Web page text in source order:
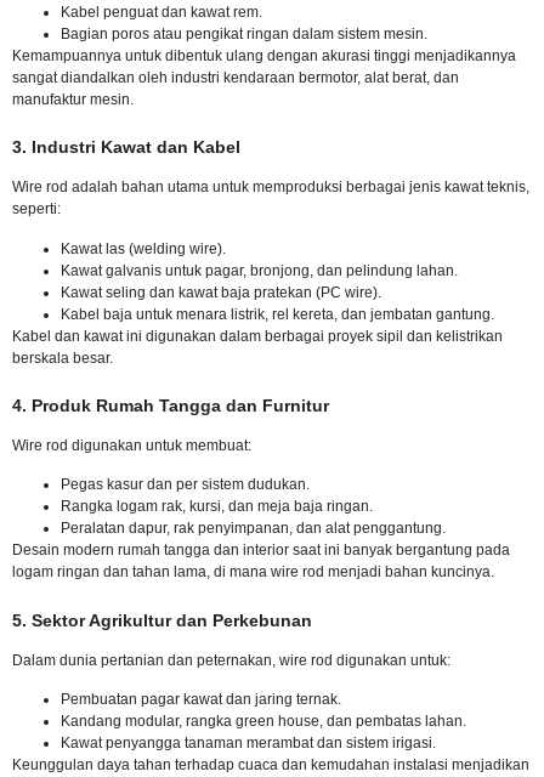
Kabel penguat dan kawat rem.
Bagian poros atau pengikat ringan dalam sistem mesin.
Kemampuannya untuk dibentuk ulang dengan akurasi tinggi menjadikannya
sangat diandalkan oleh industri kendaraan bermotor, alat berat, dan
manufaktur mesin.
3. Industri Kawat dan Kabel
Wire rod adalah bahan utama untuk memproduksi berbagai jenis kawat teknis,
seperti:
Kawat las (welding wire).
Kawat galvanis untuk pagar, bronjong, dan pelindung lahan.
Kawat seling dan kawat baja pratekan (PC wire).
Kabel baja untuk menara listrik, rel kereta, dan jembatan gantung.
Kabel dan kawat ini digunakan dalam berbagai proyek sipil dan kelistrikan
berskala besar.
4. Produk Rumah Tangga dan Furnitur
Wire rod digunakan untuk membuat:
Pegas kasur dan per sistem dudukan.
Rangka logam rak, kursi, dan meja baja ringan.
Peralatan dapur, rak penyimpanan, dan alat penggantung.
Desain modern rumah tangga dan interior saat ini banyak bergantung pada
logam ringan dan tahan lama, di mana wire rod menjadi bahan kuncinya.
5. Sektor Agrikultur dan Perkebunan
Dalam dunia pertanian dan peternakan, wire rod digunakan untuk:
Pembuatan pagar kawat dan jaring ternak.
Kandang modular, rangka green house, dan pembatas lahan.
Kawat penyangga tanaman merambat dan sistem irigasi.
Keunggulan daya tahan terhadap cuaca dan kemudahan instalasi menjadikan